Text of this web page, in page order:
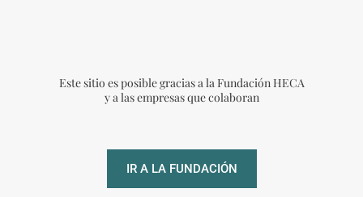
Este sitio es posible gracias a la Fundación HECA
y a las empresas que colaboran
IR A LA FUNDACIÓN